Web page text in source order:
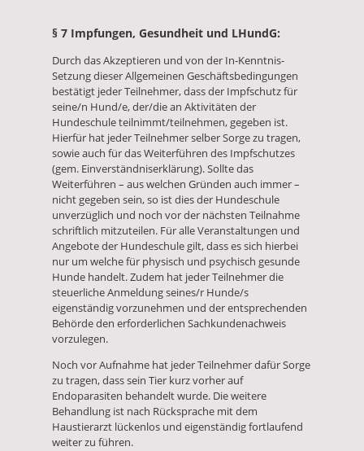
§ 7 Impfungen, Gesundheit und LHundG:
Durch das Akzeptieren und von der In-Kenntnis-
Setzung dieser Allgemeinen Geschäftsbedingungen
bestätigt jeder Teilnehmer, dass der Impfschutz für
seine/n Hund/e, der/die an Aktivitäten der
Hundeschule teilnimmt/teilnehmen, gegeben ist.
Hierfür hat jeder Teilnehmer selber Sorge zu tragen,
sowie auch für das Weiterführen des Impfschutzes
(gem. Einverständniserklärung). Sollte das
Weiterführen – aus welchen Gründen auch immer –
nicht gegeben sein, so ist dies der Hundeschule
unverzüglich und noch vor der nächsten Teilnahme
schriftlich mitzuteilen. Für alle Veranstaltungen und
Angebote der Hundeschule gilt, dass es sich hierbei
nur um welche für physisch und psychisch gesunde
Hunde handelt. Zudem hat jeder Teilnehmer die
steuerliche Anmeldung seines/r Hunde/s
eigenständig vorzunehmen und der entsprechenden
Behörde den erforderlichen Sachkundenachweis
vorzulegen.
Noch vor Aufnahme hat jeder Teilnehmer dafür Sorge
zu tragen, dass sein Tier kurz vorher auf
Endoparasiten behandelt wurde. Die weitere
Behandlung ist nach Rücksprache mit dem
Haustierarzt lückenlos und eigenständig fortlaufend
weiter zu führen.